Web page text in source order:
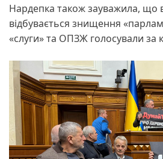
Нардепка також зауважила, що в
відбувається знищення
«слуги» та ОПЗЖ голосували за